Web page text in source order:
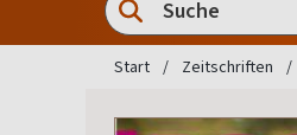
Start Zeitschriften